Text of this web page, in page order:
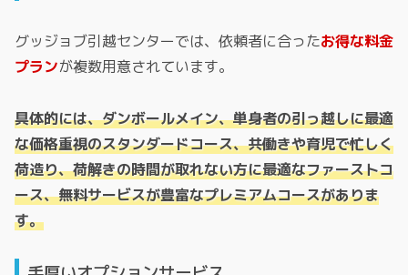
グッジョブ引越センターでは、依頼者に合ったお得な料金
プランが複数用意されています。
具体的には、ダンボールメイン、単身者の引っ越しに最適
な価格重視のスタンダードコース、共働きや育児で忙しく
荷造り、荷解きの時間が取れない方に最適なファーストコ
ース、無料サービスが豊富なプレミアムコースがありま
す。